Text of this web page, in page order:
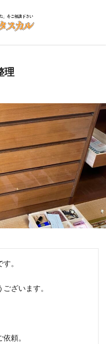
理
。
ざいます。
頼。